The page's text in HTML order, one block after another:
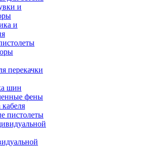
и
и
перекачки
шин
фены
пистолеты